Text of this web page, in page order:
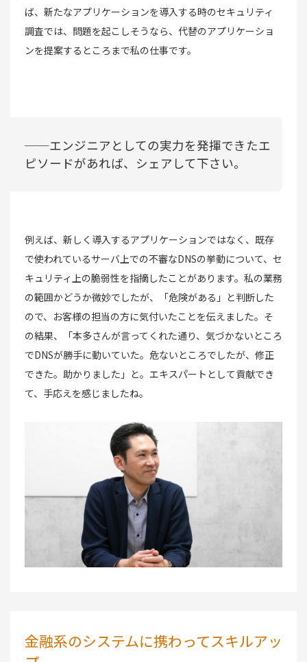
ば、新たなアプリケーションを導入する時のセキュリティ
調査では、問題を起こしそうなら、代替のアプリケーショ
ンを提案するところまで私の仕事です。
──エンジニアとしての実力を発揮できたエ
ピソードがあれば、シェアして下さい。
例えば、新しく導入するアプリケーションではなく、既存
で使われているサーバ上での不審なDNSの挙動について、セ
キュリティ上の脆弱性を指摘したことがあります。私の業務
の範囲かどうか微妙でしたが、「危険がある」と判断した
ので、お客様の担当の方に気付いたことを伝えました。そ
の結果、「本多さんが言ってくれた通り、気づかないところ
でDNSが勝手に動いていた。危ないところでしたが、修正
できた。助かりました」と。エキスパートとして貢献でき
て、手応えを感じましたね。
金融系のシステムに携わってスキルアッ